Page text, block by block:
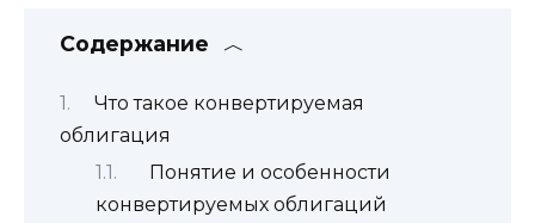
Содержание
Что такое конвертируемая
облигация
Понятие и особенности
конвертируемых облигаций